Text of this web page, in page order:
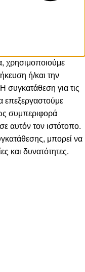
χρησιμοποιούμε
ή/και την
για τις
επεξεργαστούμε
συμπεριφορά
αυτόν τον ιστότοπο.
μπορεί να
και δυνατότητες.